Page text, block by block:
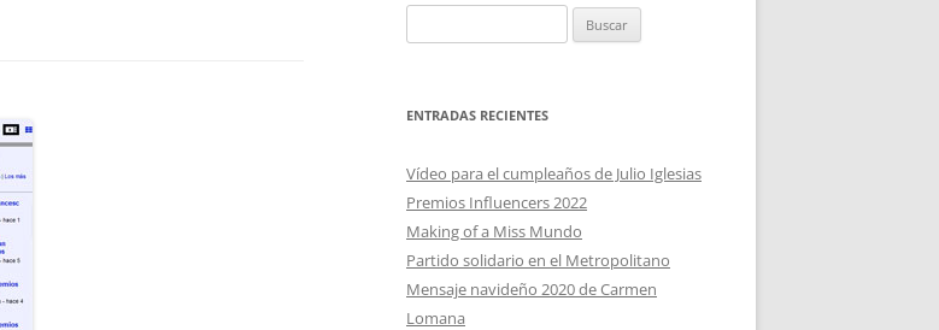
ENTRADAS RECIENTES
Vídeo para el cumpleaños de Julio Iglesias
Premios Influencers 2022
Making of a Miss Mundo
Partido solidario en el Metropolitano
Mensaje navideño 2020 de Carmen
Lomana